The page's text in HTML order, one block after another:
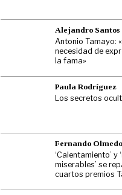
Alejandro Santos
Antonio Tamayo:
necesidad de
la fama»
Paula Rodríguez
Los secretos
Fernando Olmedo
‘Calentamiento’ y
miserables’ se
cuartos premios